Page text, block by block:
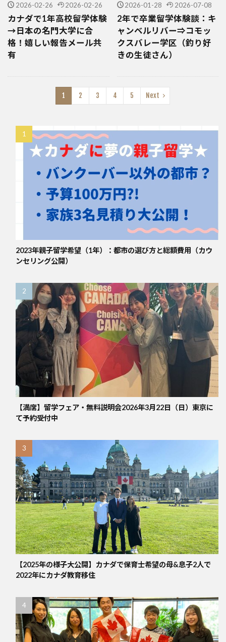
2026-02-26 2026-02-26
カナダで1年高校留学体験
→日本の名門大学に合
格！嬉しい報告メール共
有
2026-01-28 2026-07-08
2年で卒業留学体験談：キ
ャンベルリバー⇒コモッ
クスバレー学区（釣り好
きの生徒さん）
1 2 3 4 5 Next
2023年親子留学希望（1年）：都市の選び方と総額費用（カウ
ンセリング公開）
【満席】留学フェア・無料説明会2026年3月22日（日）東京に
て予約受付中
【2025年の様子大公開】カナダで保育士希望の母&息子2人で
2022年にカナダ教育移住